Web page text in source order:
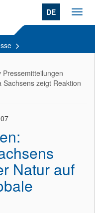
DE
Pressemitteilungen
zeigt Reaktion
Natur auf